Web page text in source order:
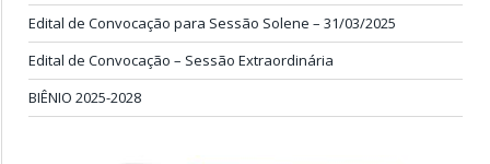
Edital de Convocação para Sessão Solene – 31/03/2025
Edital de Convocação – Sessão Extraordinária
BIÊNIO 2025-2028